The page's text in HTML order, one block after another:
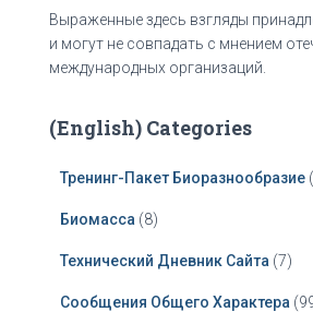
Выраженные здесь взгляды
и могут не совпадать с мнением
международных организаций.
(English) Categories
Тренинг-Пакет Биоразнообразие
Биомасса (8)
Технический Дневник Сайта (7)
Сообщения Общего Характера